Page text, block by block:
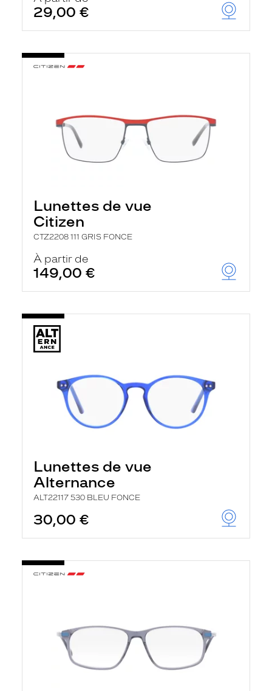
29,00 €
Lunettes de vue
Citizen
CTZ2208 111 GRIS FONCE
À partir de
149,00 €
Lunettes de vue
Alternance
ALT22117 530 BLEU FONCE
30,00 €